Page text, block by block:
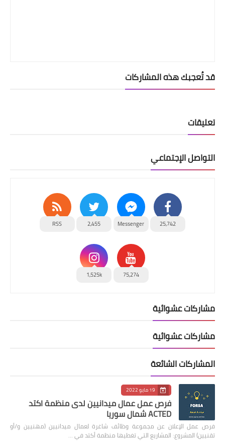
قد تُعجبك هذه المشاركات
تعليقات
التواصل الإجتماعي
25,742
Messenger
2,455
RSS
75,274
1,525k
مشاركات عشوائية
مشاركات عشوائية
المشاركات الشائعة
19 مايو 2022
فرص عمل عمال ميدانيين لدى منظمة اكتد
ACTED شمال سوريا
فرص عمل الإعلان عن مجموعة وظائف شاغرة لعمال ميدانيين (مهنيين و/أو
تقنيين) المشروع: المشاريع التي تغطيها منظمة أكتد في …